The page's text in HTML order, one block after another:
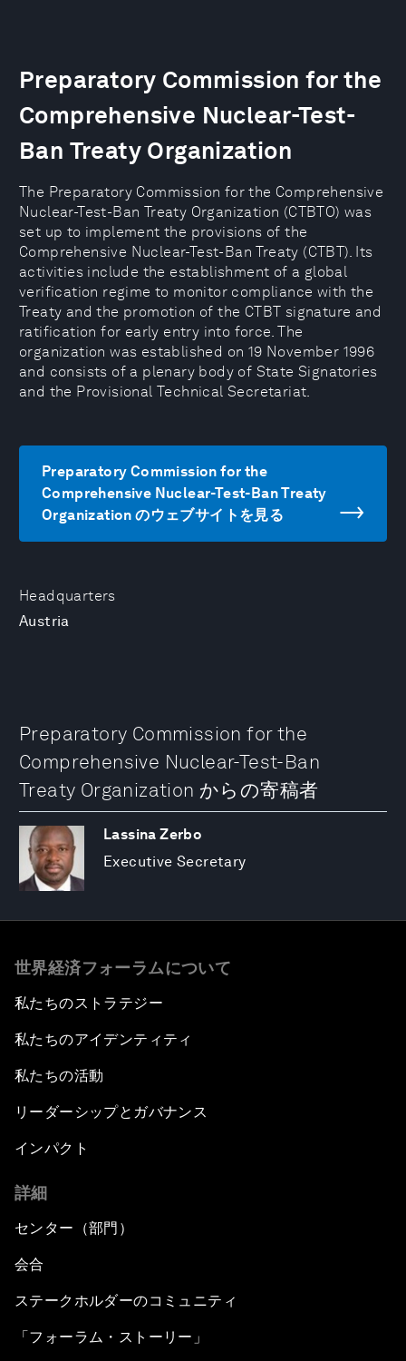
Headquarters
Austria
Preparatory Commission for the
Comprehensive Nuclear-Test-
Ban Treaty Organization
The Preparatory Commission for the Comprehensive
Nuclear-Test-Ban Treaty Organization (CTBTO) was
set up to implement the provisions of the
Comprehensive Nuclear-Test-Ban Treaty (CTBT). Its
activities include the establishment of a global
verification regime to monitor compliance with the
Treaty and the promotion of the CTBT signature and
ratification for early entry into force. The
organization was established on 19 November 1996
and consists of a plenary body of State Signatories
and the Provisional Technical Secretariat.
Preparatory Commission for the
Comprehensive Nuclear-Test-Ban Treaty
Organization のウェブサイトを見る
Preparatory Commission for the
Comprehensive Nuclear-Test-Ban
Treaty Organization からの寄稿者
Lassina Zerbo
Executive Secretary
世界経済フォーラムについて
私たちのストラテジー
私たちのアイデンティティ
私たちの活動
リーダーシップとガバナンス
インパクト
詳細
センター（部門）
会合
ステークホルダーのコミュニティ
「フォーラム・ストーリー」